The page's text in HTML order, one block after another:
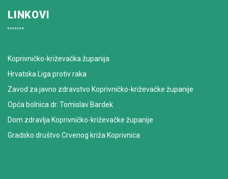
LINKOVI
Koprivničko-križevačka županija
Hrvatska Liga protiv raka
Zavod za javno zdravstvo Koprivničko-križevačke županije
Opća bolnica dr. Tomislav Bardek
Dom zdravlja Koprivničko-križevačke županije
Gradsko društvo Crvenog križa Koprivnica